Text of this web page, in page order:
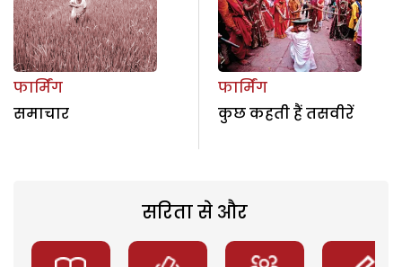
फार्मिंग
समाचार
फार्मिंग
कुछ कहती हैं तसवीरें
सरिता से और